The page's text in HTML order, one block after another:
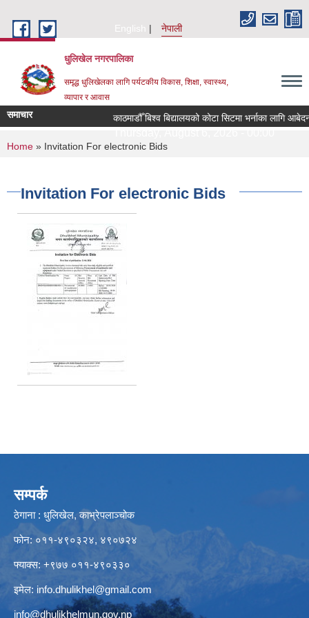
English
नेपाली
धुलिखेल नगरपालिका
समृद्ध धुलिखेलका लागि पर्यटकीय विकास, शिक्षा, स्वास्थ्य,
व्यापार र आवास
समाचार काठमाडौँ बिश्व बिद्यालयको कोटा सिटमा भर्नाका लागि
You are here
Home » Invitation For electronic Bids
Invitation For electronic Bids
सम्पर्क
ठेगाना : धुलिखेल, काभ्रेपलाञ्चोक
फोन: ०११-४९०३२४, ४९०७२४
फ्याक्स: +९७७ ०११-४९०३३०
इमेल: info.dhulikhel@gmail.com
info@dhulikhelmun.gov.np